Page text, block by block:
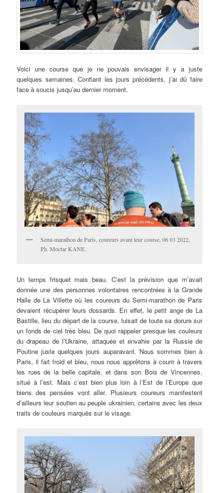
Voici une course que je ne pouvais envisager il y a juste
quelques semaines. Confiant les jours précédents, j’ai dû faire
face à soucis jusqu’au dernier moment.
Semi-marathon de Paris, coureurs avant leur course, 06 03 2022,
Ph. Moctar KANE.
Un temps frisquet mais beau. C’est la prévision que m’avait
donnée une des personnes volontaires rencontrées à la Grande
Halle de La Villette où les coureurs du Semi-marathon de Paris
devaient récupérer leurs dossards. En effet, le petit ange de La
Bastille, lieu du départ de la course, luisait de toute sa dorure sur
un fonds de ciel très bleu. De quoi rappeler presque les couleurs
du drapeau de l’Ukraine, attaquée et envahie par la Russie de
Poutine juste quelques jours auparavant. Nous sommes bien à
Paris, il fait froid et bleu, nous nous apprêtons à courir à travers
les rues de la belle capitale, et dans son Bois de Vincennes,
situé à l’est. Mais c’est bien plus loin à l’Est de l’Europe que
biens des pensées vont aller. Plusieurs coureurs manifestent
d’ailleurs leur soutien au peuple ukrainien, certains avec les deux
traits de couleurs marqués sur le visage.